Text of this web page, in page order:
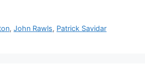
,John Rawls, Patrick Savidar